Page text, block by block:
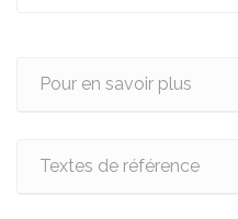
Pour en savoir plus
Textes de référence